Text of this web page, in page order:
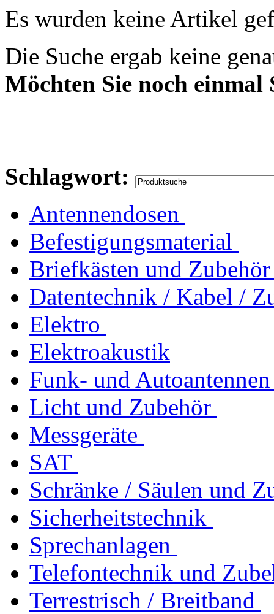
Es wurden keine Artikel
Die Suche ergab keine
Möchten Sie noch einmal
Schlagwort:
Antennendosen
Befestigungsmaterial
Briefkästen und Zubehör
Datentechnik / Kabel /
Elektro
Elektroakustik
Funk- und Autoantennen
Licht und Zubehör
Messgeräte
SAT
Schränke / Säulen und
Sicherheitstechnik
Sprechanlagen
Telefontechnik und
Terrestrisch / Breitband